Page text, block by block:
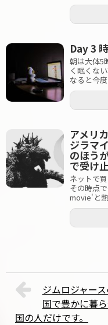
Day 3
朝は大体5
く眠くな
なると今
アメリ
ジラマ
のほう
で受け
ネットで
その時点
movie'と
ジムロジャー
国で豊かに暮
国の人だけです。